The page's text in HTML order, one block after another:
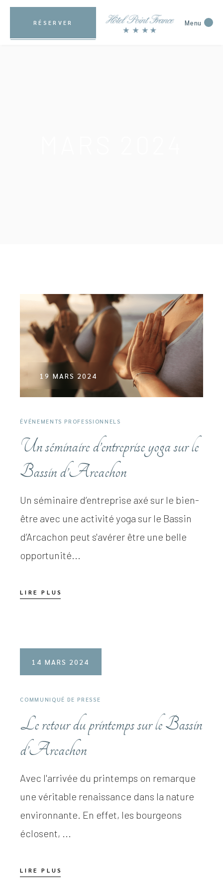
RÉSERVER Menu
19 MARS 2024
ÉVÉNEMENTS PROFESSIONNELS
Un séminaire d’entreprise yoga sur le
Bassin d’Arcachon
Un séminaire d’entreprise axé sur le bien-
être avec une activité yoga sur le Bassin
d’Arcachon peut s'avérer être une belle
opportunité...
LIRE PLUS
14 MARS 2024
COMMUNIQUÉ DE PRESSE
Le retour du printemps sur le Bassin
d’Arcachon
Avec l'arrivée du printemps on remarque
une véritable renaissance dans la nature
environnante. En effet, les bourgeons
éclosent, ...
LIRE PLUS